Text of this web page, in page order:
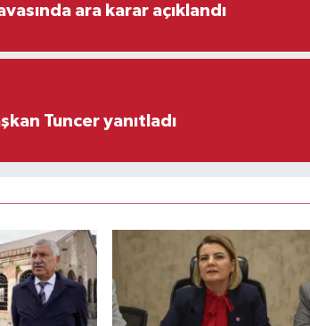
ara karar açıklandı
Tuncer yanıtladı